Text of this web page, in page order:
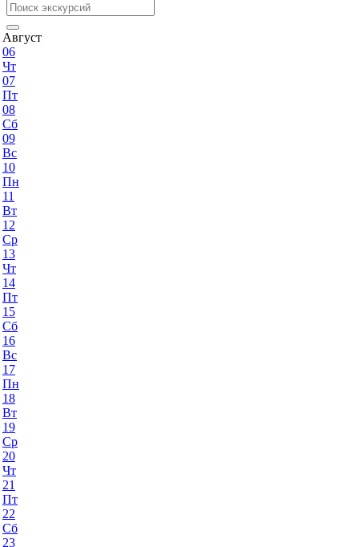
Август
06
Чт
07
Пт
08
Сб
09
Вс
10
Пн
11
Вт
12
Ср
13
Чт
14
Пт
15
Сб
16
Вс
17
Пн
18
Вт
19
Ср
20
Чт
21
Пт
22
Сб
23